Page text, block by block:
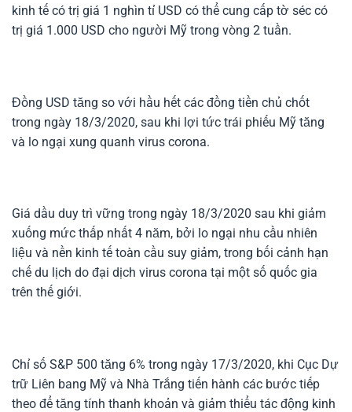
kinh tế có trị giá 1 nghìn tỉ USD có thể cung cấp tờ séc có
trị giá 1.000 USD cho người Mỹ trong vòng 2 tuần.
Đồng USD tăng so với hầu hết các đồng tiền chủ chốt
trong ngày 18/3/2020, sau khi lợi tức trái phiếu Mỹ tăng
và lo ngại xung quanh virus corona.
Giá dầu duy trì vững trong ngày 18/3/2020 sau khi giảm
xuống mức thấp nhất 4 năm, bởi lo ngại nhu cầu nhiên
liệu và nền kinh tế toàn cầu suy giảm, trong bối cảnh hạn
chế du lịch do đại dịch virus corona tại một số quốc gia
trên thế giới.
Chỉ số S&P 500 tăng 6% trong ngày 17/3/2020, khi Cục Dự
trữ Liên bang Mỹ và Nhà Trắng tiến hành các bước tiếp
theo để tăng tính thanh khoản và giảm thiểu tác động kinh